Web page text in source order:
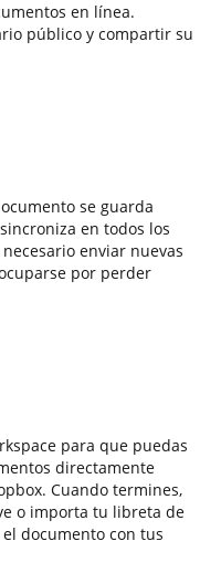
en línea.
público y compartir su
se guarda
en todos los
enviar nuevas
por perder
para que puedas
directamente
Cuando termines,
o importa tu libreta de
documento con tus